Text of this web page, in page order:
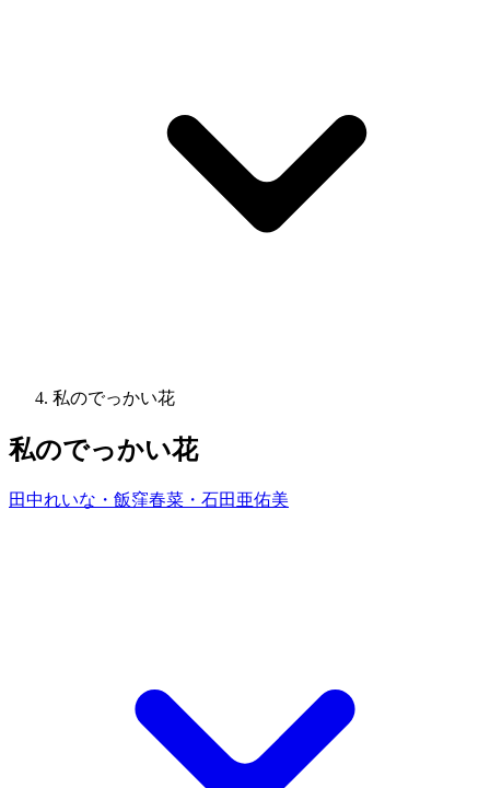
私のでっかい花
私のでっかい花
田中れいな・飯窪春菜・石田亜佑美